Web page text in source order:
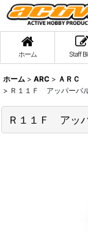
ホーム Staff
ホーム > ARC > ＡＲＣ
> Ｒ１１Ｆ アッパーバ
Ｒ１１Ｆ アッ